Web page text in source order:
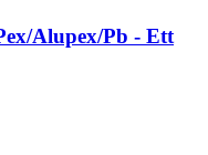
Alupex/Pb - Ett